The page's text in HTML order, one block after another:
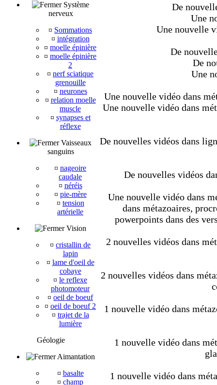
Système
nerveux
¤ Sommations
¤ intégration
¤ moelle épinière
¤ moelle épinière
2
¤ nerf sciatique
grenouille
¤ neurones
¤ relation moelle
muscle
¤ synapses et
réflexe
Vaisseaux
sanguins
¤ nageoire
caudale
¤ néréis
¤ pie-mère
¤ tension
artérielle
Vision
¤ cristallin de
lapin
¤ lame d'oeil de
cobaye
¤ le reflexe
photomoteur
¤ oeil de boeuf
¤ oeil de boeuf 2
¤ trajet de la
lumière
Géologie
Aimantation
¤ basalte
¤ champ
De
Une
Une nouvelle
De
De
Une
Une nouvelle vidéo dans
Une nouvelle vidéo dans
De nouvelles vidéos dans
De nouvelles vidéos
Une nouvelle vidéo dans
dans métazoaires,
powerpoints dans des
2 nouvelles vidéos dans
2 nouvelles vidéos dans
1 nouvelle vidéo dans
1 nouvelle vidéo dans
1 nouvelle vidéo dans